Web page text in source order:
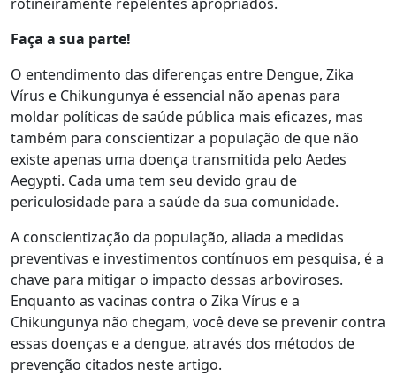
Faça a sua parte!
O entendimento das diferenças entre Dengue, Zika
Vírus e Chikungunya é essencial não apenas para
moldar políticas de saúde pública mais eficazes, mas
também para conscientizar a população de que não
existe apenas uma doença transmitida pelo Aedes
Aegypti. Cada uma tem seu devido grau de
periculosidade para a saúde da sua comunidade.
A conscientização da população, aliada a medidas
preventivas e investimentos contínuos em pesquisa, é a
chave para mitigar o impacto dessas arboviroses.
Enquanto as vacinas contra o Zika Vírus e a
Chikungunya não chegam, você deve se prevenir contra
essas doenças e a dengue, através dos métodos de
prevenção citados neste artigo.